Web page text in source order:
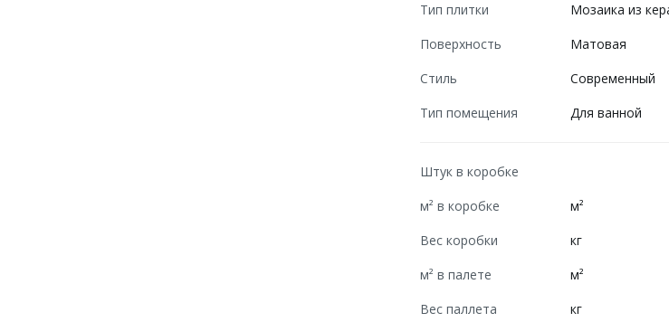
Тип плитки
Мозаика из
Поверхность
Матовая
Стиль
Современный
Тип помещения
Для ванной
Штук в коробке
м² в коробке
м²
Вес коробки
кг
м² в палете
м²
Вес паллета
кг